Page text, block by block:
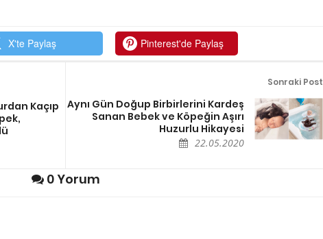
X'te Paylaş Pinterest'de Paylaş
Kaçıp
Sonraki Post
Aynı Gün Doğup Birbirlerini Kardeş
Sanan Bebek ve Köpeğin Aşırı
Huzurlu Hikayesi
22.05.2020
0 Yorum